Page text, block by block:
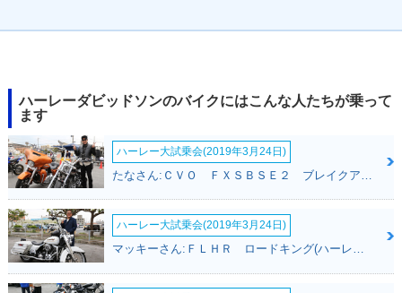
ハーレーダビッドソンのバイクにはこんな人たちが乗って
ます
ハーレー大試乗会(2019年3月24日)
ハーレー大試乗会(2019年3月24日)
マッキーさん:ＦＬＨＲ ロードキング(ハーレーダビッドソン)